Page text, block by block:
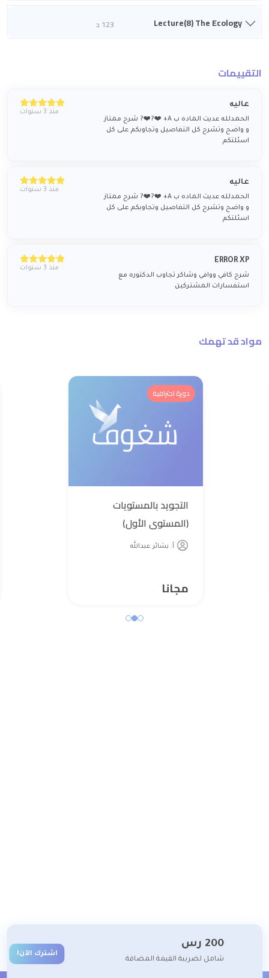
Lecture(8) The Ecology 123 د
التقييمات
عاليه
الحمدلله عديت الماده ب A+ ❤️‍?❤️‍? شرح ممتاز
و واضح وتشرح كل التفاصيل وتجاوبكم على كل
اسئلتكم
منذ 3 سنوات
عاليه
الحمدلله عديت الماده ب A+ ❤️‍?❤️‍? شرح ممتاز
و واضح وتشرح كل التفاصيل وتجاوبكم على كل
اسئلتكم
منذ 3 سنوات
ERROR XP
شرح كافي ووافي وشاكر تجاوب الدكتوره مع
استفسارات المشتركين
منذ 3 سنوات
مواد قد تهمك
دورة احترافية
التجويد بالمستويات
(المستوى الأول)
أ. بشائر عبدالله
مجانا
200 رس
شامل لضريبة القيمة المضافة
اشترك الآن!